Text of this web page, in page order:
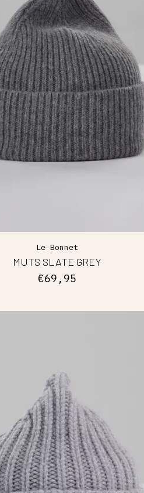
Le Bonnet
MUTS SLATE GREY
€69,95